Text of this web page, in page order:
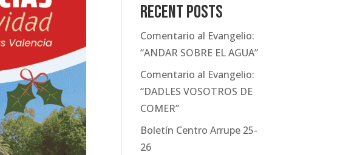
Recent Posts
Comentario al Evangelio:
“ANDAR SOBRE EL AGUA”
Comentario al Evangelio:
“DADLES VOSOTROS DE
COMER”
Boletín Centro Arrupe 25-
26